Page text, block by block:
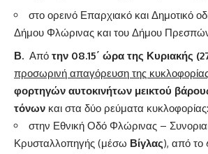
στο ορεινό Επαρχιακό και Δημοτικό
Δήμου Φλώρινας και του Δήμου
Β. Από την 08.15΄ ώρα της Κυριακής
προσωρινή απαγόρευση της
φορτηγών αυτοκινήτων μεικτού
τόνων και στα δύο ρεύματα κυκλοφορίας:
στην Εθνική Οδό Φλώρινας –
Κρυσταλλοπηγής (μέσω Βίγλας), από το